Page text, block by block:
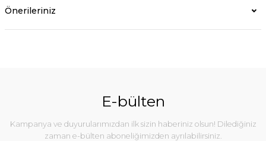
Önerileriniz
E-bülten
Kampanya ve duyurularımızdan ilk sizin haberiniz olsun! Dilediğiniz
zaman e-bülten aboneliğimizden ayrılabilirsiniz.